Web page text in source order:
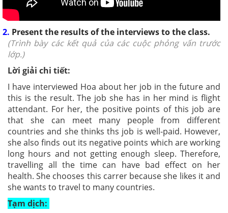
2. Present the results of the interviews to the class.
(Trình bày các kết quả của các cuộc phỏng vấn trước
lớp.)
Lời giải chi tiết:
I have interviewed Hoa about her job in the future and
this is the result. The job she has in her mind is flight
attendant. For her, the positive points of this job are
that she can meet many people from different
countries and she thinks ths job is well-paid. However,
she also finds out its negative points which are working
long hours and not getting enough sleep. Therefore,
travelling all the time can have bad effect on her
health. She chooses this carrer because she likes it and
she wants to travel to many countries.
Tạm dịch: